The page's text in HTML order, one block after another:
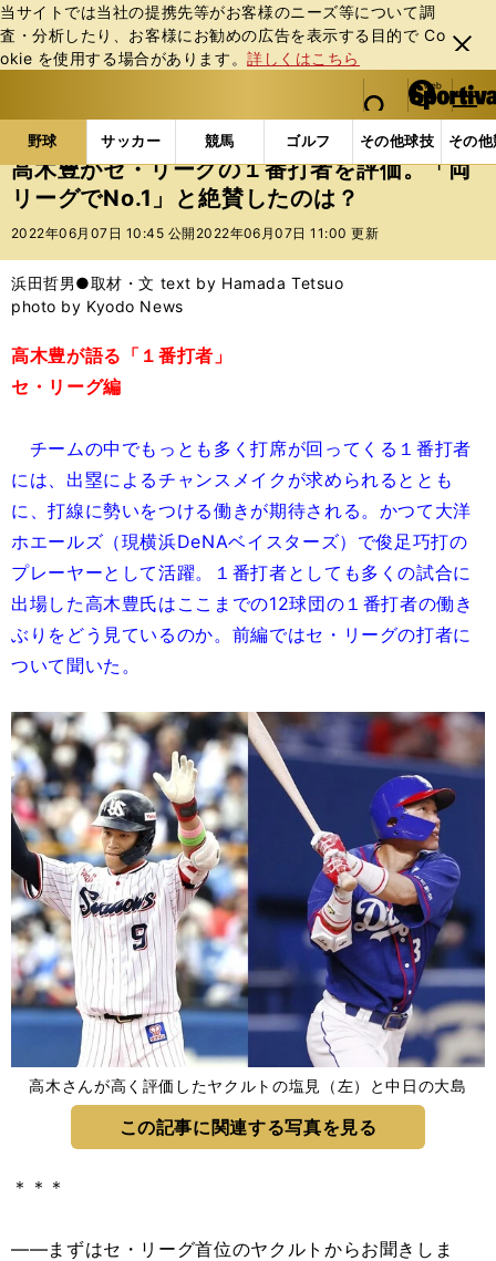
当サイトでは当社の提携先等がお客様のニーズ等について調
査・分析したり、お客様にお勧めの広告を表⽰する⽬的で Co
okie を使⽤する場合があります。詳しくはこちら
閉じ
る
web Sportiva (webスポルティーバ)
検索
マイペ
ー
ジ
メニュ
野球 サッカー 競馬 ゴルフ その他球技 その
b
ス
ポ
ル
バ
野球の記事一覧 プロ野球 高木豊がセ・リーグの１
高木豊がセ・リーグの１番打者を評価。「両
リーグでNo.1」と絶賛したのは？
2022年06月07日 10:45 公開 2022年06月07日 11:00 更新
浜田哲男●取材・文 text by Hamada Tetsuo
photo by Kyodo News
高木豊が語る「１番打者」
セ・リーグ編
チームの中でもっとも多く打席が回ってくる１番打者
には、出塁によるチャンスメイクが求められるととも
に、打線に勢いをつける働きが期待される。かつて大洋
ホエールズ（現横浜DeNAベイスターズ）で俊足巧打の
プレーヤーとして活躍。１番打者としても多くの試合に
出場した高木豊氏はここまでの12球団の１番打者の働き
ぶりをどう見ているのか。前編ではセ・リーグの打者に
ついて聞いた。
高木さんが高く評価したヤクルトの塩見（左）と中日の大島
この記事に関連する写真を見る
＊＊＊
――まずはセ・リーグ首位のヤクルトからお聞きしま